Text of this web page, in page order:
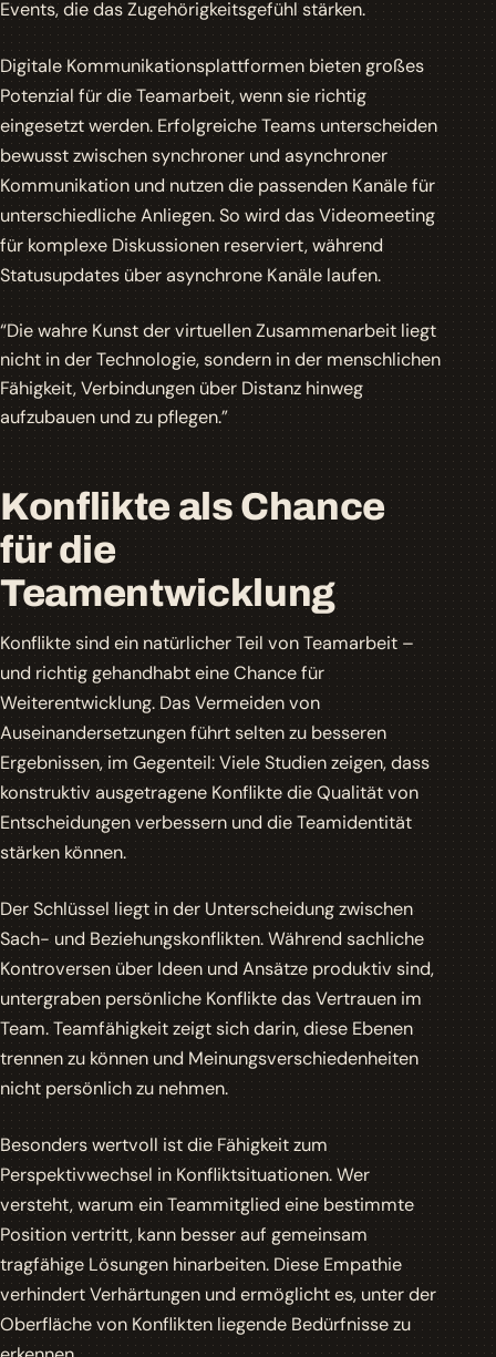
Events, die das Zugehörigkeitsgefühl stärken.
Digitale Kommunikationsplattformen bieten großes
Potenzial für die Teamarbeit, wenn sie richtig
eingesetzt werden. Erfolgreiche Teams unterscheiden
bewusst zwischen synchroner und asynchroner
Kommunikation und nutzen die passenden Kanäle für
unterschiedliche Anliegen. So wird das Videomeeting
für komplexe Diskussionen reserviert, während
Statusupdates über asynchrone Kanäle laufen.
“Die wahre Kunst der virtuellen Zusammenarbeit liegt
nicht in der Technologie, sondern in der menschlichen
Fähigkeit, Verbindungen über Distanz hinweg
aufzubauen und zu pflegen.”
Konflikte als Chance
für die
Teamentwicklung
Konflikte sind ein natürlicher Teil von Teamarbeit –
und richtig gehandhabt eine Chance für
Weiterentwicklung. Das Vermeiden von
Auseinandersetzungen führt selten zu besseren
Ergebnissen, im Gegenteil: Viele Studien zeigen, dass
konstruktiv ausgetragene Konflikte die Qualität von
Entscheidungen verbessern und die Teamidentität
stärken können.
Der Schlüssel liegt in der Unterscheidung zwischen
Sach- und Beziehungskonflikten. Während sachliche
Kontroversen über Ideen und Ansätze produktiv sind,
untergraben persönliche Konflikte das Vertrauen im
Team. Teamfähigkeit zeigt sich darin, diese Ebenen
trennen zu können und Meinungsverschiedenheiten
nicht persönlich zu nehmen.
Besonders wertvoll ist die Fähigkeit zum
Perspektivwechsel in Konfliktsituationen. Wer
versteht, warum ein Teammitglied eine bestimmte
Position vertritt, kann besser auf gemeinsam
tragfähige Lösungen hinarbeiten. Diese Empathie
verhindert Verhärtungen und ermöglicht es, unter der
Oberfläche von Konflikten liegende Bedürfnisse zu